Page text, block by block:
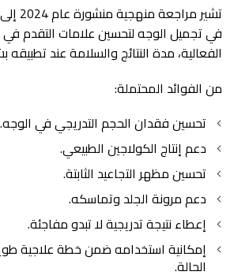
في تجميل الوجه لتحسين علامات التقدم في
الفعالية، مدة النتائج والسلامة عند
من الفوائد المحتملة:
تحسين فقدان الحجم التدريجي في الوجه.
دعم إنتاج الكولاجين الطبيعي.
تحسين مظهر التجاعيد الثابتة.
دعم مرونة الجلد وتماسكه.
إعطاء نتيجة تدريجية لا تبدو مفاجئة.
إمكانية استخدامه ضمن خطة علاجية
الحالة.